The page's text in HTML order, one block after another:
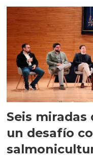
Seis
un desafío